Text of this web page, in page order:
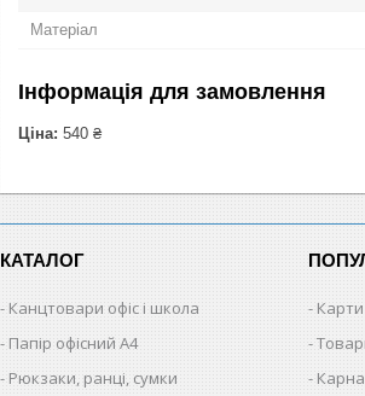
Матеріал
Інформація для замовлення
Ціна: 540 ₴
КАТАЛОГ
Канцтовари офіс і школа
Папір офісний A4
Рюкзаки, ранці, сумки